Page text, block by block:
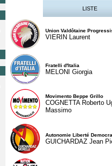
LISTE
Union Valdôtaine
VIERIN Laurent
Fratelli d'Italia
MELONI Giorgia
Movimento Beppe Grillo
COGNETTA Roberto
Massimo
Autonomie Liberté
GUICHARDAZ Jean